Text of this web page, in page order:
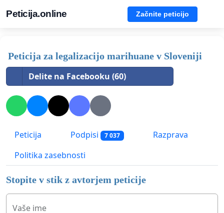
Peticija.online Začnite peticijo
Peticija za legalizacijo marihuane v Sloveniji
Delite na Facebooku (60)
Peticija Podpisi 7 037
Razprava
Politika zasebnosti
Stopite v stik z avtorjem peticije
Vaše ime